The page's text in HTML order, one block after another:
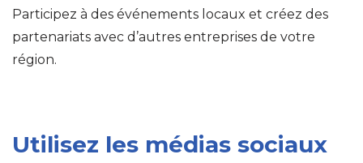
Participez à des événements locaux et créez des
partenariats avec d’autres entreprises de votre
région.
Utilisez les médias sociaux